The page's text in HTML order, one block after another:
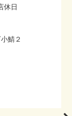
休日
鯖２